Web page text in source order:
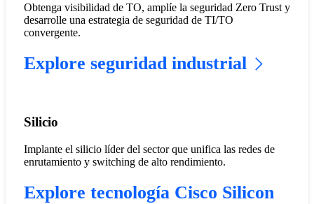
Obtenga visibilidad de TO, amplíe la seguridad Zero Trust y
desarrolle una estrategia de seguridad de TI/TO
convergente.
Explore seguridad industrial
Silicio
Implante el silicio líder del sector que unifica las redes de
enrutamiento y switching de alto rendimiento.
Explore tecnología Cisco Silicon